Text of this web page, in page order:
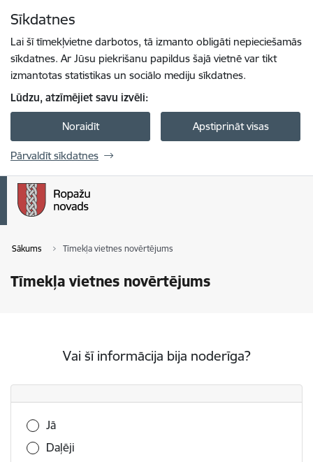
Sīkdatnes
Lai šī tīmekļvietne darbotos, tā izmanto obligāti nepieciešamās
sīkdatnes. Ar Jūsu piekrišanu papildus šajā vietnē var tikt
izmantotas statistikas un sociālo mediju sīkdatnes.
Lūdzu, atzīmējiet savu izvēli:
Noraidīt Apstiprināt visas
Pārvaldīt sīkdatnes
Sākums Tīmekļa vietnes novērtējums
Tīmekļa vietnes novērtējums
Vai šī informācija bija noderīga?
Vai šī informācija bija noderīga?
Jā
Daļēji